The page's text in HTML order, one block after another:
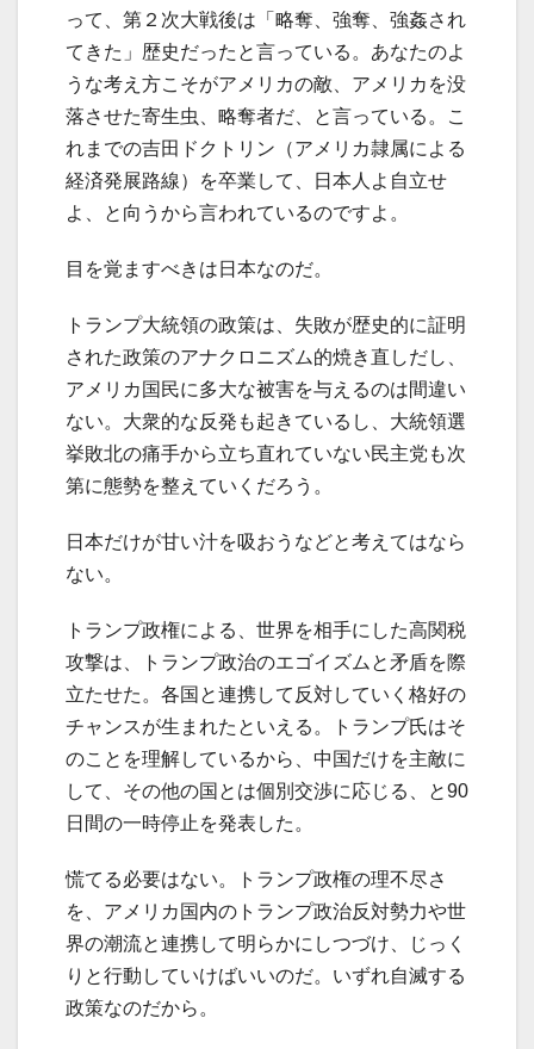
って、第２次大戦後は「略奪、強奪、強姦され
てきた」歴史だったと言っている。あなたのよ
うな考え方こそがアメリカの敵、アメリカを没
落させた寄生虫、略奪者だ、と言っている。こ
れまでの吉田ドクトリン（アメリカ隷属による
経済発展路線）を卒業して、日本人よ自立せ
よ、と向うから言われているのですよ。
目を覚ますべきは日本なのだ。
トランプ大統領の政策は、失敗が歴史的に証明
された政策のアナクロニズム的焼き直しだし、
アメリカ国民に多大な被害を与えるのは間違い
ない。大衆的な反発も起きているし、大統領選
挙敗北の痛手から立ち直れていない民主党も次
第に態勢を整えていくだろう。
日本だけが甘い汁を吸おうなどと考えてはなら
ない。
トランプ政権による、世界を相手にした高関税
攻撃は、トランプ政治のエゴイズムと矛盾を際
立たせた。各国と連携して反対していく格好の
チャンスが生まれたといえる。トランプ氏はそ
のことを理解しているから、中国だけを主敵に
して、その他の国とは個別交渉に応じる、と90
日間の一時停止を発表した。
慌てる必要はない。トランプ政権の理不尽さ
を、アメリカ国内のトランプ政治反対勢力や世
界の潮流と連携して明らかにしつづけ、じっく
りと行動していけばいいのだ。いずれ自滅する
政策なのだから。